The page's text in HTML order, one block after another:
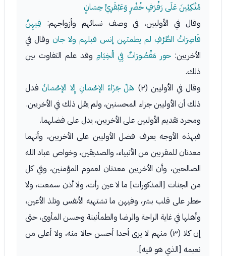
مُتَّكِئِينَ عَلَى رَفْرَفٍ خُضْرٍ وَعَبْقَرِيٍّ حِسَانٍ
وقال في الأوليين، في وصف نسائهم وأزواجهم: فِيهِنَّ
قَاصِرَاتُ الطَّرْفِ لم يطمثهن إنس قبلهم ولا جان وقال في
الأخريين: حور مَقْصُورَاتٌ فِي الْخِيَامِ وقد علم التفاوت بين
ذلك.
وقال في الأوليين (٢)
هَلْ جَزَاءُ الإحْسَانِ إِلا الإحْسَانُفدل
ذلك أن الأوليين جزاء المحسنين، ولم يقل ذلك في الأخريين.
ومجرد تقديم الأوليين على الأخريين، يدل على فضلهما.
فبهذه الأوجه يعرف فضل الأوليين على الأخريين، وأنهما
معدتان للمقربين من الأنبياء، والصديقين، وخواص عباد الله
الصالحين، وأن الأخريين معدتان لعموم المؤمنين، وفي كل
من الجنات [المذكورات] ما لا عين رأت، ولا أذن سمعت، ولا
خطر على قلب بشر، وفيهن ما تشتهيه الأنفس وتلذ الأعين،
وأهلها في غاية الراحة والرضا والطمأنينة وحسن المأوى، حتى
إن كلا (٣) منهم لا يرى أحدا أحسن حالا منه، ولا أعلى من
نعيمه [الذي هو فيه].